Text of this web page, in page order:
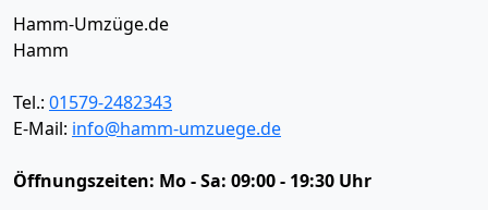
Hamm-Umzüge.de
Hamm
Tel.: 01579-2482343
E-Mail: info@hamm-umzuege.de
Öffnungszeiten: Mo - Sa: 09:00 - 19:30 Uhr